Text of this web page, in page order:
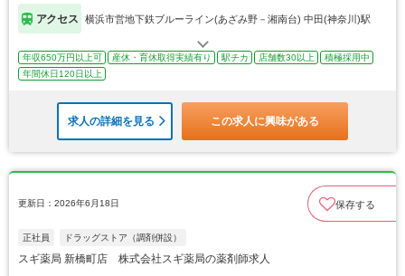
アクセス 横浜市営地下鉄ブルーライン(あざみ野－湘南台) 中田(神奈川)駅
年収650万円以上可 産休・育休取得実績有り 駅チカ 店舗数30以上
積極採用中
年間休日120日以上
求人の詳細を見る この求人に興味がある
更新日：2026年6月18日 保存する
正社員 ドラッグストア（調剤併設）
スギ薬局 新橋町店 株式会社スギ薬局の薬剤師求人